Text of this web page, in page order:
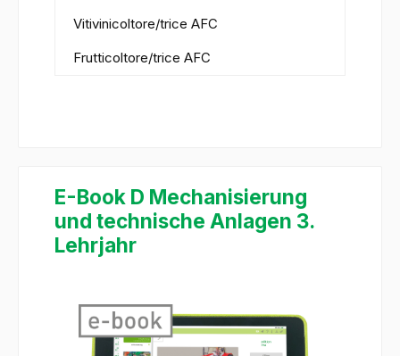
Vitivinicoltore/trice AFC
Frutticoltore/trice AFC
E-Book D Mechanisierung
und technische Anlagen 3.
Lehrjahr
Salta la galleria di immagini